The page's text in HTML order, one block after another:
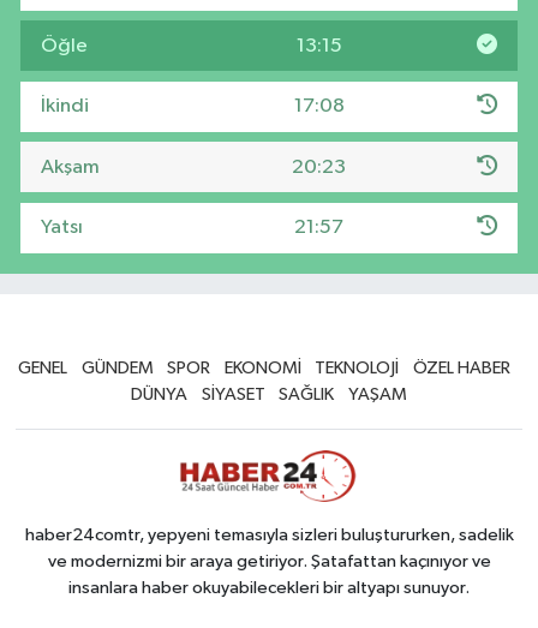
Öğle 13:15
İkindi 17:08
Akşam 20:23
Yatsı 21:57
GENEL GÜNDEM SPOR EKONOMİ TEKNOLOJİ
ÖZEL HABER
DÜNYA
SİYASET SAĞLIK YAŞAM
haber24comtr, yepyeni temasıyla sizleri buluştururken, sadelik
ve modernizmi bir araya getiriyor. Şatafattan kaçınıyor ve
insanlara haber okuyabilecekleri bir altyapı sunuyor.